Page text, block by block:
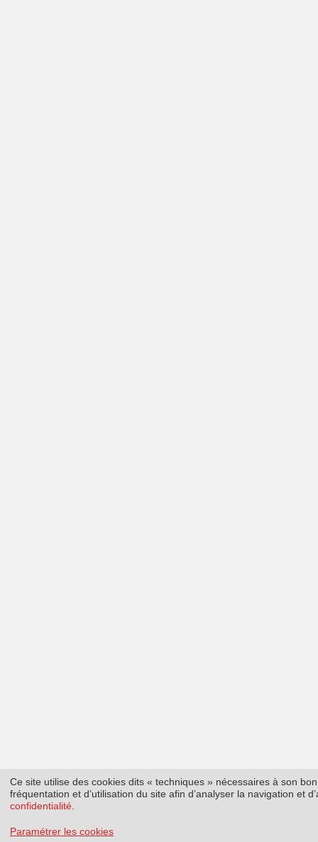
Ce site utilise des cookies dits « techniques » nécessaires à son
fréquentation et d’utilisation du site afin d’analyser la navigation et
confidentialité
Paramétrer les cookies